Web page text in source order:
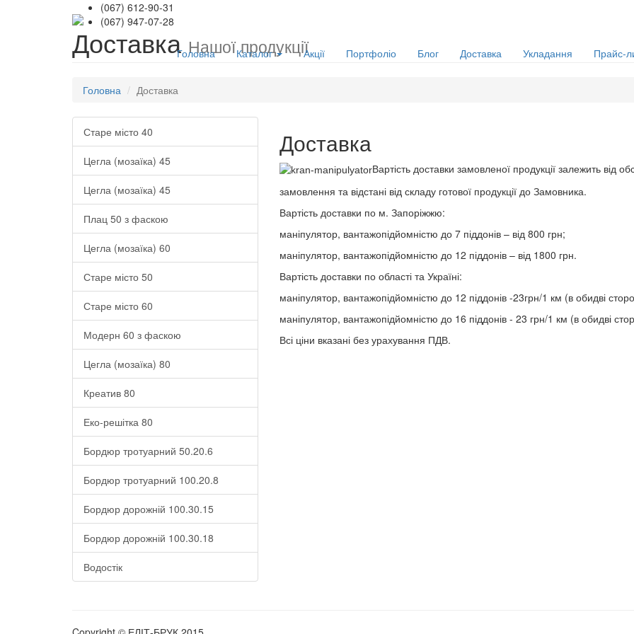
(067) 612-90-31
(067) 947-07-28
Головна Каталог Акції Портфоліо Блог Доставка Укладання Прайс-
Доставка Нашої продукції
Головна Доставка
Старе місто 40
Цегла (мозаїка) 45
Цегла (мозаїка) 45
Плац 50 з фаскою
Цегла (мозаїка) 60
Старе місто 50
Старе місто 60
Модерн 60 з фаскою
Цегла (мозаїка) 80
Креатив 80
Еко-решітка 80
Бордюр тротуарний 50.20.6
Бордюр тротуарний 100.20.8
Бордюр дорожній 100.30.15
Бордюр дорожній 100.30.18
Водостік
Доставка
Вартість доставки замовленої продукції залежить від
замовлення та відстані від складу готової продукції до Замовника.
Вартість доставки по м. Запоріжжю:
маніпулятор, вантажопідйомністю до 7 піддонів – від 800 грн;
маніпулятор, вантажопідйомністю до 12 піддонів – від 1800 грн.
Вартість доставки по області та Україні:
маніпулятор, вантажопідйомністю до 12 піддонів -23грн/1 км (в обидві
маніпулятор, вантажопідйомністю до 16 піддонів - 23 грн/1 км (в обидві
Всі ціни вказані без урахування ПДВ.